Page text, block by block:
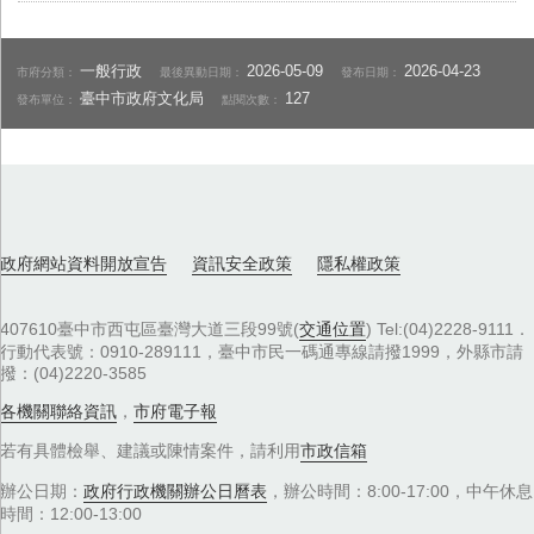
市府分類：一般行政 最後異動日期：2026-05-09 發布日期：2026-04-23
發布單位：臺中市政府文化局 點閱次數： 127
政府網站資料開放宣告 資訊安全政策 隱私權政策
407610臺中市西屯區臺灣大道三段99號(交通位置) Tel:(04)2228-9111．
行動代表號：0910-289111，臺中市民一碼通專線請撥1999，外縣市請
撥：(04)2220-3585
各機關聯絡資訊 ， 市府電子報
若有具體檢舉、建議或陳情案件，請利用市政信箱
辦公日期： 政府行政機關辦公日曆表 ，辦公時間：8:00-17:00，中午休息
時間：12:00-13:00